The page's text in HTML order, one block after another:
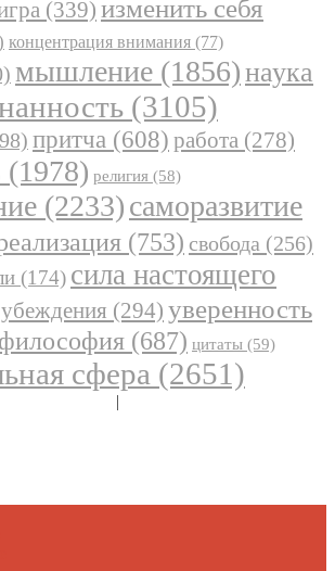
(339) изменить себя
концентрация внимания (77)
мышление (1856)наука
(3105)
притча (608) работа (278)
(1978) религия (58)
(2233)саморазвитие
(753) свобода (256)
(174) сила настоящего
убеждения (294) уверенность
философия (687) цитаты (59)
сфера (2651)
|